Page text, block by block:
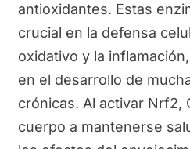
antioxidantes. Estas
crucial en la defensa
oxidativo y la
en el desarrollo de
crónicas. Al activar Nrf2,
cuerpo a mantenerse